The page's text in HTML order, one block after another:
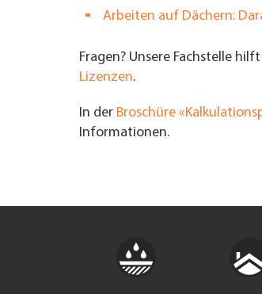
Arbeiten auf Dächern:
Fragen? Unsere Fachstelle
Lizenzen.
In der Broschüre
Informationen.